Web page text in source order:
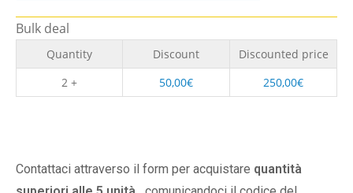
Bulk deal
Quantity Discount
Discounted price
2 +
50,00€ 250,00€
Contattaci attraverso il form per acquistare quantità